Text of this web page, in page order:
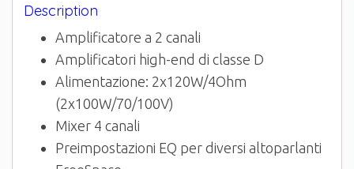
Description
Amplificatore a 2 canali
Amplificatori high-end di classe D
Alimentazione: 2x120W/4Ohm
(2x100W/70/100V)
Mixer 4 canali
Preimpostazioni EQ per diversi altoparlanti